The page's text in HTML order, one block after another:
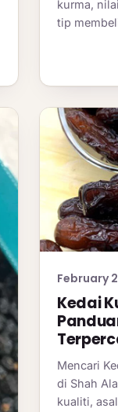
kurma,
tip
February
Kedai
Mencari
di Shah
kualiti,